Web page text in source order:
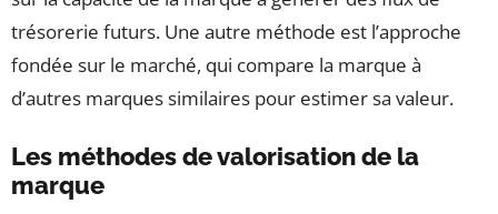
trésorerie futurs. Une autre méthode est l’approche
fondée sur le marché, qui compare la marque à
d’autres marques similaires pour estimer sa valeur.
Les méthodes de valorisation de la
marque